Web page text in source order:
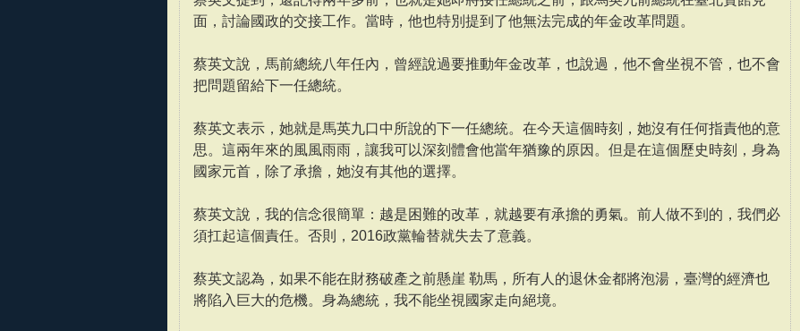
面，討論國政的交接工作。當時，他也特別提到了他無法完成的年金改革問題。
蔡英文說，馬前總統八年任內，曾經說過要推動年金改革，也說過，他不會坐視不管，也不會
把問題留給下一任總統。
蔡英文表示，她就是馬英九口中所說的下一任總統。在今天這個時刻，她沒有任何指責他的意
思。這兩年來的風風雨雨，讓我可以深刻體會他當年猶豫的原因。但是在這個歷史時刻，身為
國家元首，除了承擔，她沒有其他的選擇。
蔡英文說，我的信念很簡單：越是困難的改革，就越要有承擔的勇氣。前人做不到的，我們必
須扛起這個責任。否則，2016政黨輪替就失去了意義。
蔡英文認為，如果不能在財務破產之前懸崖 勒馬，所有人的退休金都將泡湯，臺灣的經濟也
將陷入巨大的危機。身為總統，我不能坐視國家走向絕境。